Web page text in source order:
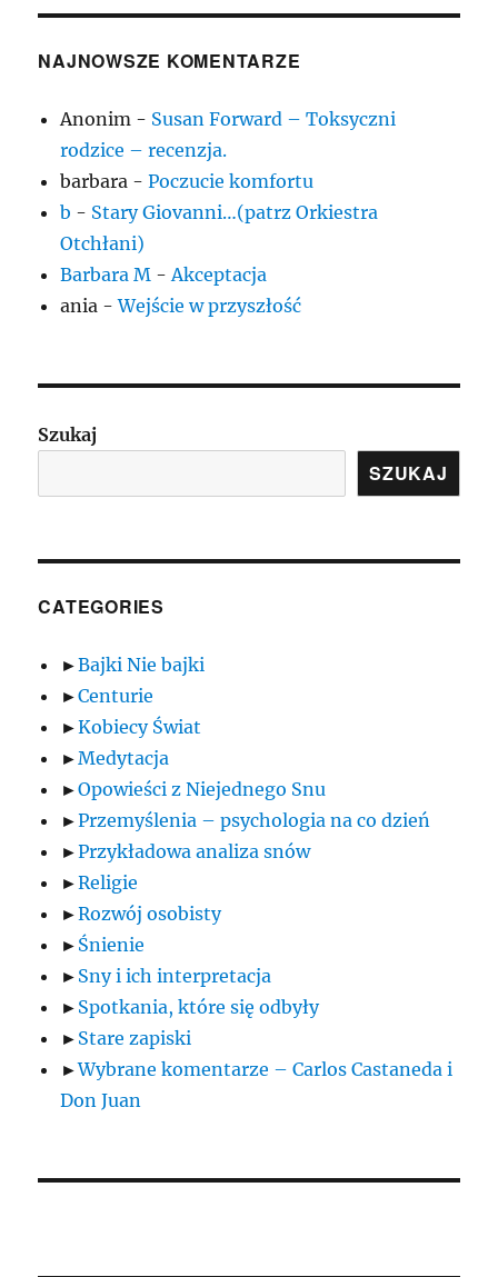
NAJNOWSZE KOMENTARZE
Anonim - Susan Forward – Toksyczni
rodzice – recenzja.
barbara -Poczucie komfortu
b - Stary Giovanni…(patrz Orkiestra
Otchłani)
Barbara M -Akceptacja
ania -Wejście w przyszłość
Szukaj
SZUKAJ
CATEGORIES
►Bajki Nie bajki
►Centurie
►Kobiecy Świat
►Medytacja
►Opowieści z Niejednego Snu
►Przemyślenia – psychologia na co dzień
►Przykładowa analiza snów
►Religie
►Rozwój osobisty
► Śnienie
► Sny i ich interpretacja
► Spotkania, które się odbyły
► Stare zapiski
►Wybrane komentarze – Carlos Castaneda i
Don Juan